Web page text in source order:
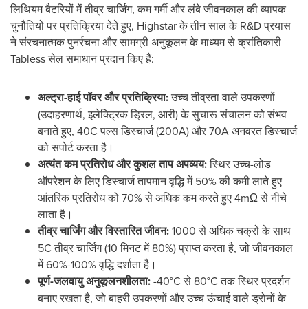
लिथियम बैटरियों में तीव्र चार्जिंग, कम गर्मी और लंबे जीवनकाल की व्यापक
चुनौतियों पर प्रतिक्रिया देते हुए, Highstar के तीन साल के R&D प्रयास
ने संरचनात्मक पुनर्रचना और सामग्री अनुकूलन के माध्यम से क्रांतिकारी
Tabless सेल समाधान प्रदान किए हैं:
अल्ट्रा-हाई पॉवर और प्रतिक्रिया:उच्च तीव्रता वाले उपकरणों
(उदाहरणार्थ, इलेक्ट्रिक ड्रिल, आरी) के सुचारू संचालन को संभव
बनाते हुए, 40C पल्स डिस्चार्ज (200A) और 70A अनवरत डिस्चार्ज
को सपोर्ट करता है।
अत्यंत कम प्रतिरोध और कुशल ताप अपव्यय:स्थिर उच्च-लोड
ऑपरेशन के लिए डिस्चार्ज तापमान वृद्धि में 50% की कमी लाते हुए
आंतरिक प्रतिरोध को 70% से अधिक कम करते हुए 4mΩ से नीचे
लाता है।
तीव्र चार्जिंग और विस्तारित जीवन:1000 से अधिक चक्रों के साथ
5C तीव्र चार्जिंग (10 मिनट में 80%) प्राप्त करता है, जो जीवनकाल
में 60%-100% वृद्धि दर्शाता है।
पूर्ण-जलवायु अनुकूलनशीलता:-40°C से 80°C तक स्थिर प्रदर्शन
बनाए रखता है, जो बाहरी उपकरणों और उच्च ऊंचाई वाले ड्रोनों के